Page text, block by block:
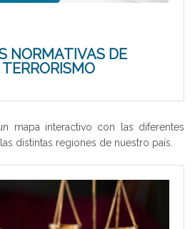
NORMATIVAS DE
mapa interactivo con las diferentes
distintas regiones de nuestro país.